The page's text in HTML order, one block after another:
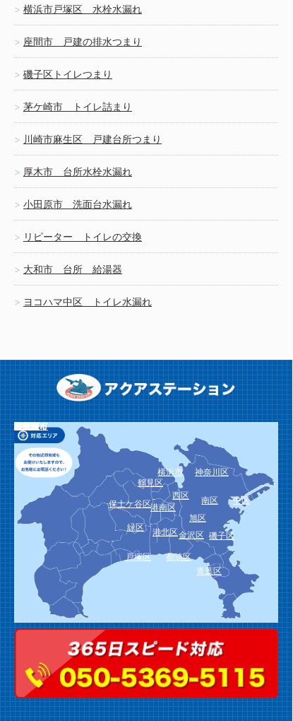
横浜市戸塚区 水栓水漏れ
座間市 戸建の排水つまり
磯子区トイレつまり
茅ケ崎市 トイレ詰まり
川崎市麻生区 戸建台所つまり
厚木市 台所水栓水漏れ
小田原市 洗面台水漏れ
リピーター トイレの交換
大和市 台所 給湯器
ヨコハマ中区 トイレ水漏れ
横浜市
鶴見区
神奈川区
西区 中区
南区
港南区
保土ケ谷区
旭区
磯子区
金沢区
港北区
緑区
青葉区
都筑区
戸塚区
栄区
泉区
瀬谷区
川崎市
川崎区
幸区
中原区
高津区
宮前区
多摩区
麻生区
横須賀市
鎌倉市
逗子市
三浦市
葉山町
相模原市
緑区
中央区
南区
厚木市
大和市
海老名市
座間市
綾瀬市
愛川町
平塚市
藤沢市
茅ヶ崎市
秦野市
伊勢原市
寒川町
大磯町
二宮町
小田原市
南足柄市
中井町
大井町
松田町
山北町
開成町
箱根町
真鶴町
湯河原町